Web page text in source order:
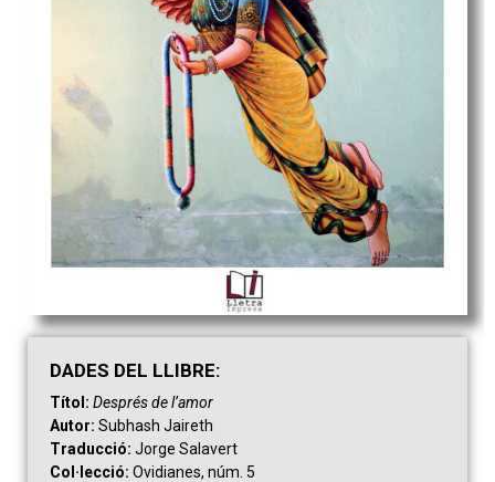
DADES DEL LLIBRE:
Títol: Després de l’amor
Autor: Subhash Jaireth
Traducció: Jorge Salavert
Col·lecció: Ovidianes, núm. 5